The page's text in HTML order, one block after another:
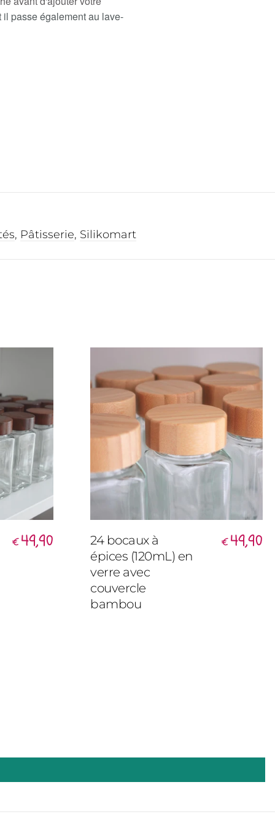
passe également au lave-
, Pâtisserie, Silikomart
€49,90
24 bocaux à
épices (120mL) en
verre avec
couvercle
bambou
€49,90